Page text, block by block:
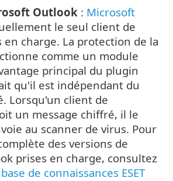
Outlook : Microsoft
le seul client de
en charge. La protection de la
comme un module
principal du plugin
qu'il est indépendant du
Lorsqu'un client de
un message chiffré, il le
au scanner de virus. Pour
des versions de
prises en charge, consultez
de connaissances ESET